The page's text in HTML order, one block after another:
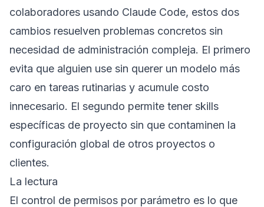
colaboradores usando Claude Code, estos dos
cambios resuelven problemas concretos sin
necesidad de administración compleja. El primero
evita que alguien use sin querer un modelo más
caro en tareas rutinarias y acumule costo
innecesario. El segundo permite tener skills
específicas de proyecto sin que contaminen la
configuración global de otros proyectos o
clientes.
La lectura
El control de permisos por parámetro es lo que